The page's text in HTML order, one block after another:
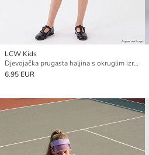
LCW Kids
Djevojačka prugasta haljina s okruglim izrezom
6.95 EUR